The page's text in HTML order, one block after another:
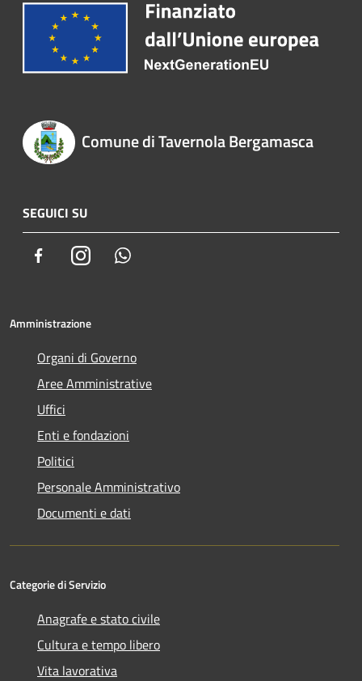
Comune di Tavernola Bergamasca
SEGUICI SU
FacebookInstagram
Amministrazione
Organi di Governo
Aree Amministrative
Uffici
Enti e fondazioni
Politici
Personale Amministrativo
Documenti e dati
Categorie di Servizio
Anagrafe e stato civile
Cultura e tempo libero
Vita lavorativa